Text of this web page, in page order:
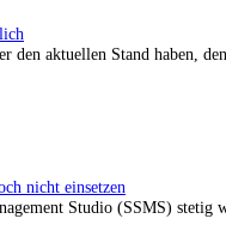
den aktuellen Stand haben,
nicht einsetzen
Studio (SSMS)